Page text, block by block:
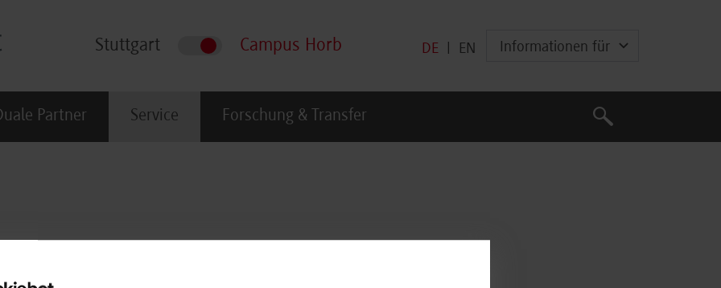
Stuttgart Campus Horb DE EN Informationen für
Partner Service Forschung & Transfer
Suche
Suche